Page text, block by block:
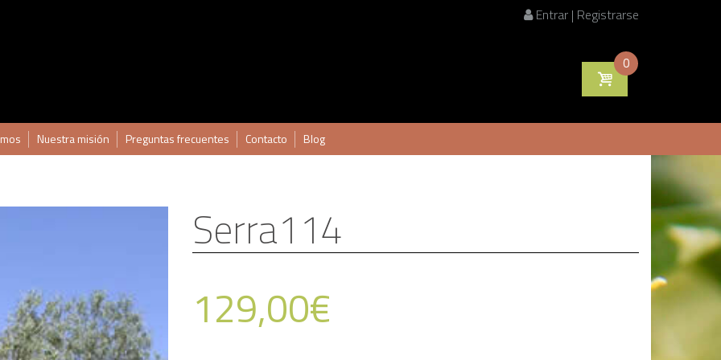
Entrar | Registrarse
0
Nuestra misión Preguntas frecuentes Contacto Blog
Serra114
129,00€